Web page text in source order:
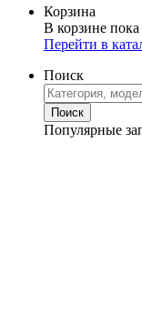
Корзина
В корзине
Перейти в
Поиск
Популярные